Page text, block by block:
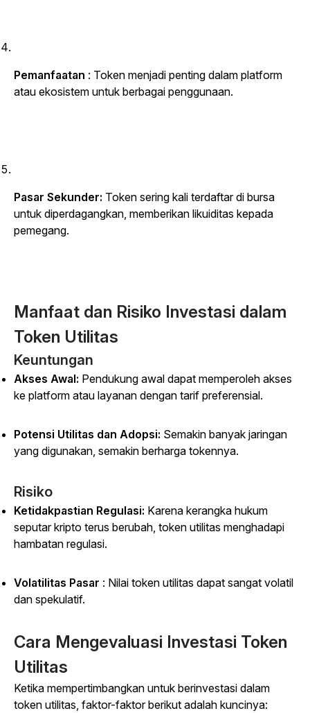
Pemanfaatan : Token menjadi penting dalam platform
atau ekosistem untuk berbagai penggunaan.
Pasar Sekunder: Token sering kali terdaftar di bursa
untuk diperdagangkan, memberikan likuiditas kepada
pemegang.
Manfaat dan Risiko Investasi dalam
Token Utilitas
Keuntungan
Akses Awal: Pendukung awal dapat memperoleh akses
ke platform atau layanan dengan tarif preferensial.
Potensi Utilitas dan Adopsi: Semakin banyak jaringan
yang digunakan, semakin berharga tokennya.
Risiko
Ketidakpastian Regulasi: Karena kerangka hukum
seputar kripto terus berubah, token utilitas menghadapi
hambatan regulasi.
Volatilitas Pasar : Nilai token utilitas dapat sangat volatil
dan spekulatif.
Cara Mengevaluasi Investasi Token
Utilitas
Ketika mempertimbangkan untuk berinvestasi dalam
token utilitas, faktor-faktor berikut adalah kuncinya: